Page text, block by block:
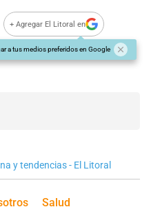
+ Agregar El Litoral en
a tus medios preferidos en Google
y tendencias - El Litoral
Salud